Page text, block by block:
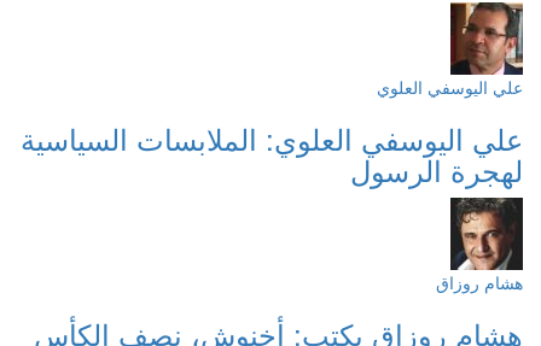
علي اليوسفي العلوي
علي اليوسفي العلوي: الملابسات السياسية
لهجرة الرسول
هشام روزاق
هشام روزاق يكتب: أخنوش، نصف الكأس